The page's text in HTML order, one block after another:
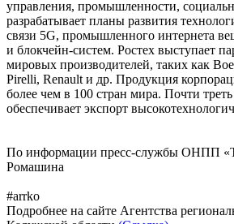
управления, промышленности,
разрабатывает планы развития
связи 5G, промышленного интернета
и блокчейн-систем. Ростех выступает
мировых производителей, таких как
Pirelli, Renault и др. Продукция
более чем в 100 стран мира. Почти
обеспечивает экспорт
По информации пресс-службы ОНПП
Ромашина
#arrko
Подробнее на сайте Агентства